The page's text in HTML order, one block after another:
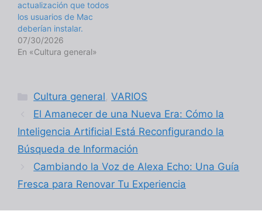
actualización que todos
los usuarios de Mac
deberían instalar.
07/30/2026
En «Cultura general»
Categorías
Cultura general,VARIOS
El Amanecer de una Nueva Era: Cómo la
Inteligencia Artificial Está Reconfigurando la
Búsqueda de Información
Cambiando la Voz de Alexa Echo: Una Guía
Fresca para Renovar Tu Experiencia